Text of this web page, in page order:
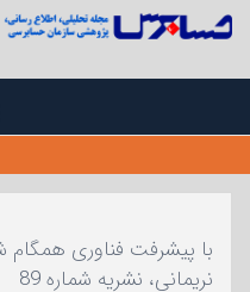
با پیشرفت فناوری همگام
نریمانی، نشریه شماره 89